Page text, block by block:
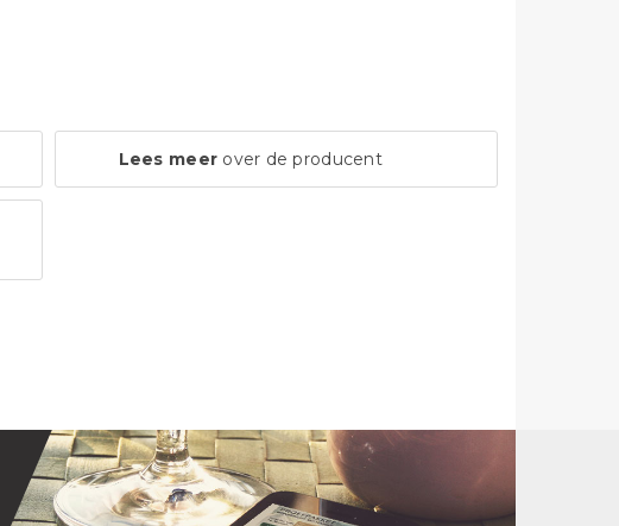
Lees meer over de producent